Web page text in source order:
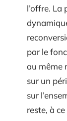
l’offre.
par le
au même
sur un
sur
reste, à